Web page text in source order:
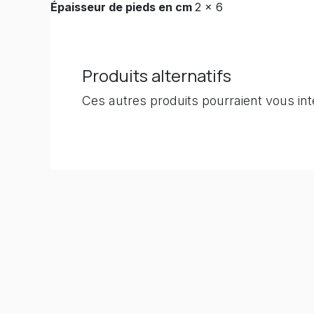
Épaisseur de pieds en cm 2 x 6
Produits alternatifs
Ces autres produits pourraient vous